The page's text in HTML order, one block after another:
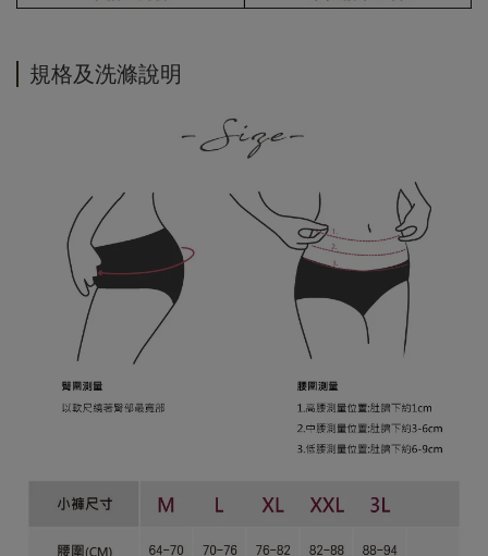
規格及洗滌說明